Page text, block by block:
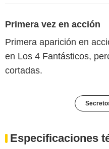
Primera vez en acción
Primera aparición en
en Los 4 Fantásticos,
cortadas.
Especificaciones